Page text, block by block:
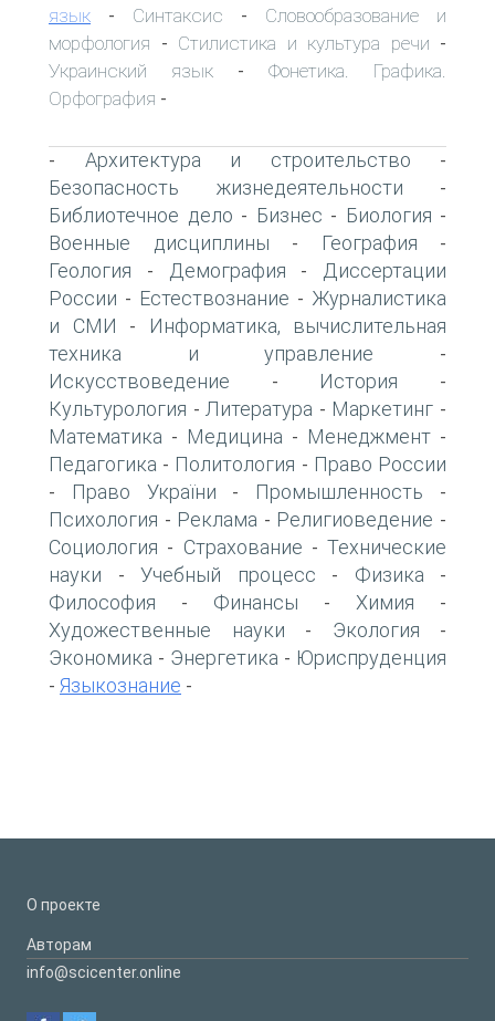
язык - Синтаксис - Словообразование и
морфология - Стилистика и культура речи -
Украинский язык - Фонетика. Графика.
Орфография -
- Архитектура и строительство -
Безопасность жизнедеятельности -
Библиотечное дело - Бизнес - Биология -
Военные дисциплины - География -
Геология - Демография -
Диссертации
России - Естествознание - Журналистика
и СМИ -
Информатика, вычислительная
техника и управление -
Искусствоведение - История -
Культурология - Литература - Маркетинг -
Математика - Медицина - Менеджмент -
Педагогика - Политология - Право России
- Право України - Промышленность -
Психология - Реклама - Религиоведение -
Социология - Страхование - Технические
науки - Учебный процесс - Физика -
Философия - Финансы - Химия -
Художественные науки - Экология -
Экономика - Энергетика - Юриспруденция
- Языкознание -
О проекте
Авторам
info@scicenter.online